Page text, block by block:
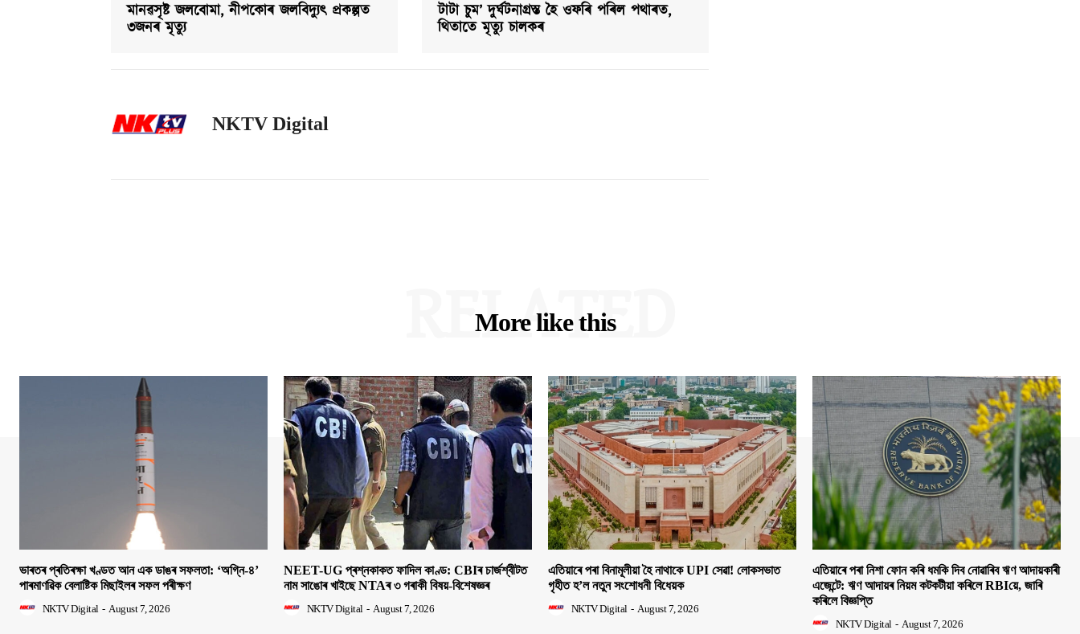
মানৱসৃষ্ট জলবোমা, নীপকোৰ জলবিদ্যুৎ প্ৰকল্পত
৩জনৰ মৃত্যু
টাটা চুম’ দুৰ্ঘটনাগ্ৰস্ত হৈ ওফৰি পৰিল পথাৰত,
থিতাতে মৃত্যু চালকৰ
NKTV Digital
More like this
RELATED
ভাৰতৰ প্ৰতিৰক্ষা খণ্ডত আন এক ডাঙৰ সফলতা: ‘অগ্নি-৪’
পাৰমাণৱিক বেলাষ্টিক মিছাইলৰ সফল পৰীক্ষণ
NKTV Digital - August 7, 2026
NEET-UG প্ৰশ্নকাকত ফাদিল কাণ্ড: CBIৰ চাৰ্জশ্বীটত
নাম সাঙোৰ খাইছে NTAৰ ৩ গৰাকী বিষয়-বিশেষজ্ঞৰ
NKTV Digital - August 7, 2026
এতিয়াৰে পৰা বিনামূলীয়া হৈ নাথাকে UPI সেৱা! লোকসভাত
গৃহীত হ’ল নতুন সংশোধনী বিধেয়ক
NKTV Digital - August 7, 2026
এতিয়াৰে পৰা নিশা ফোন কৰি ধমকি দিব নোৱাৰিব ঋণ আদায়কাৰী
এজেন্টে: ঋণ আদায়ৰ নিয়ম কটকটীয়া কৰিলে RBIয়ে, জাৰি
কৰিলে বিজ্ঞপ্তি
NKTV Digital - August 7, 2026